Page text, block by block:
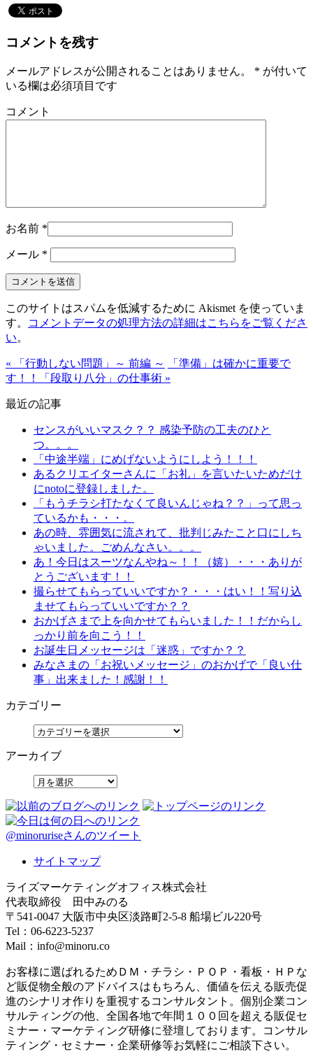
コメントを残す
メールアドレスが公開されることはありません。 * が付いて
いる欄は必須項目です
コメント
お名前 *
メール *
このサイトはスパムを低減するために Akismet を使っていま
す。
コメントデータの処理方法の詳細はこちらをご覧くださ
い。
« 「行動しない問題」～ 前編 ～
「準備」は確かに重要で
す！！「段取り八分」の仕事術 »
最近の記事
センスがいいマスク？？ 感染予防の工夫のひと
つ。。。
「中途半端」にめげないようにしよう！！！
あるクリエイターさんに「お礼」を言いたいためだけ
にnotoに登録しました。
「もうチラシ打たなくて良いんじゃね？？」って思っ
ているかも・・・。
あの時、雰囲気に流されて、批判じみたこと口にしち
ゃいました。ごめんなさい。。。
あ！今日はスーツなんやね～！！（嬉）・・・ありが
とうございます！！
撮らせてもらっていいですか？・・・はい！！写り込
ませてもらっていいですか？？
おかげさまで上を向かせてもらいました！！だからし
っかり前を向こう！！
お誕生日メッセージは「迷惑」ですか？？
みなさまの「お祝いメッセージ」のおかげで「良い仕
事」出来ました！感謝！！
カテゴリー
アーカイブ
@minoruriseさんのツイート
サイトマップ
ライズマーケティングオフィス株式会社
代表取締役 田中みのる
〒541-0047 大阪市中央区淡路町2-5-8 船場ビル220号
Tel：06-6223-5237
Mail：info@minoru.co
お客様に選ばれるためＤＭ・チラシ・ＰＯＰ・看板・ＨＰな
ど販促物全般のアドバイスはもちろん、価値を伝える販売促
進のシナリオ作りを重視するコンサルタント。個別企業コン
サルティングの他、全国各地で年間１００回を超える販促セ
ミナー・マーケティング研修に登壇しております。コンサル
ティング・セミナー・企業研修等お気軽にご相談下さい。